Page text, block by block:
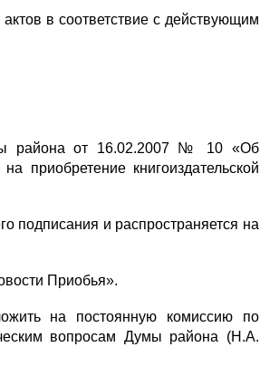
в соответствие с действующим
района от 16.02.2007 № 10 «Об
приобретение книгоиздательской
подписания и распространяется на
Приобья».
на постоянную комиссию по
вопросам Думы района (Н.А.